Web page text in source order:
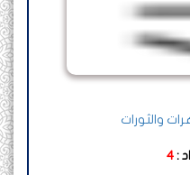
والثورات
:
4